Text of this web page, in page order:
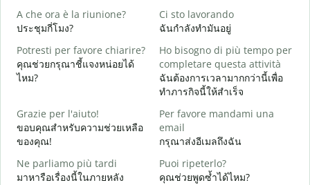
A che ora è la riunione?
ประชุมกี่โมง?
Ci sto lavorando
ฉันกำลังทำมันอยู่
Potresti per favore chiarire?
คุณช่วยกรุณาชี้แจงหน่อยได้
ไหม?
Ho bisogno di più tempo per
completare questa attività
ฉันต้องการเวลามากกว่านี้เพื่อ
ทำภารกิจนี้ให้สำเร็จ
Grazie per l'aiuto!
ขอบคุณสำหรับความช่วยเหลือ
ของคุณ!
Per favore mandami una
email
กรุณาส่งอีเมลถึงฉัน
Ne parliamo più tardi
มาหารือเรื่องนี้ในภายหลัง
Puoi ripeterlo?
คุณช่วยพูดซ้ำได้ไหม?